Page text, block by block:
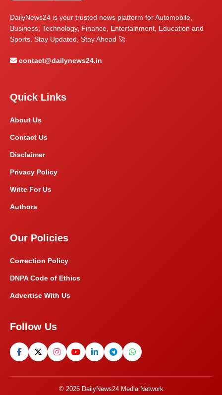
DailyNews24 is your trusted news platform for Automobile,
Business, Technology, Finance, Entertainment, Education and
Sports. Stay Updated, Stay Ahead 🚀
contact@dailynews24.in
Quick Links
About Us
Contact Us
Disclaimer
Privacy Policy
Write For Us
Authors
Our Policies
Correction Policy
DNPA Code of Ethics
Advertise With Us
Follow Us
© 2025 DailyNews24 Media Network